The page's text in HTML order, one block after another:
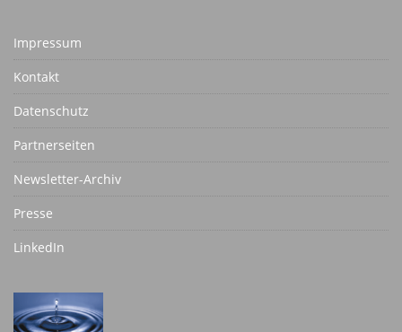
Impressum
Kontakt
Datenschutz
Partnerseiten
Newsletter-Archiv
Presse
LinkedIn